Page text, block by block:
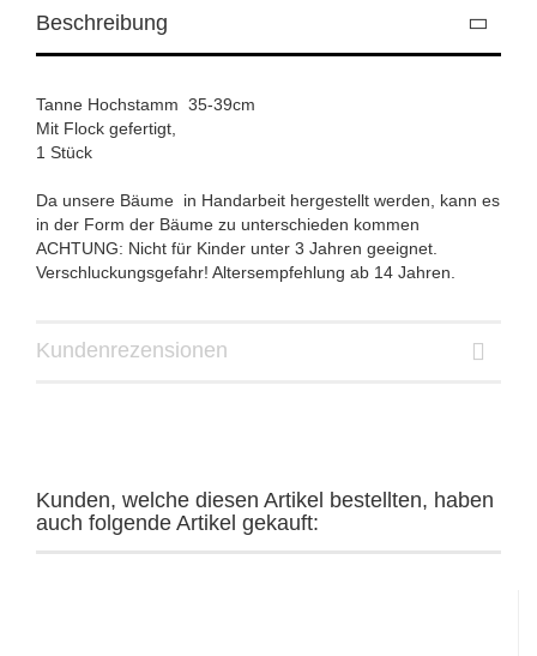
Beschreibung
Tanne Hochstamm 35-39cm
Mit Flock gefertigt,
1 Stück
Da unsere Bäume in Handarbeit hergestellt werden, kann es
in der Form der Bäume zu unterschieden kommen
ACHTUNG: Nicht für Kinder unter 3 Jahren geeignet.
Verschluckungsgefahr! Altersempfehlung ab 14 Jahren.
Kundenrezensionen
Kunden, welche diesen Artikel bestellten, haben
auch folgende Artikel gekauft: